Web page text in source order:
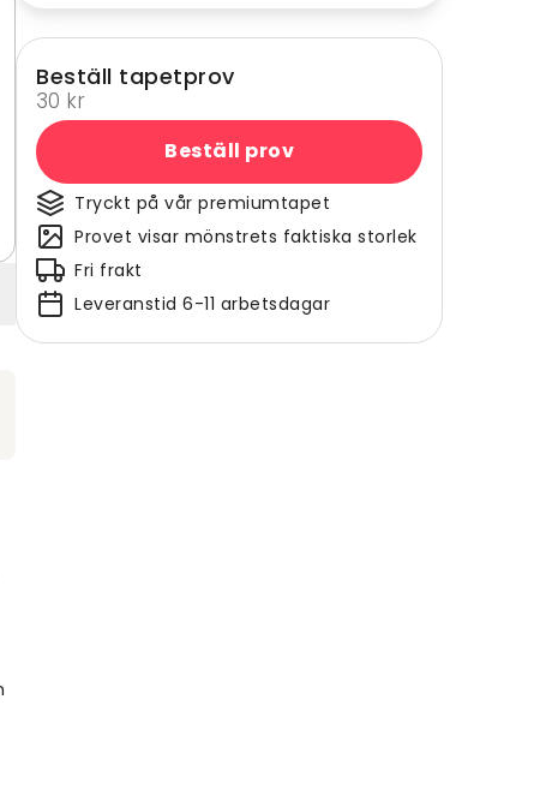
Beställ tapetprov
30 kr
Beställ prov
Tryckt på vår premiumtapet
Provet visar mönstrets faktiska storlek
Fri frakt
Leveranstid 6-11 arbetsdagar